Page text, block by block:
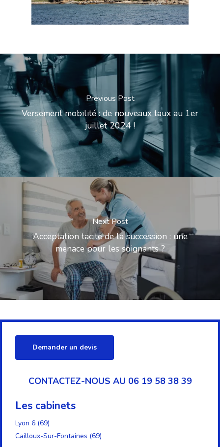
Previous Post
Versement mobilité : de nouveaux taux au 1er
juillet 2024 !
Next Post
Acceptation tacite de la succession : une
menace pour les soignants ?
Demander un devis
CONTACTEZ-NOUS AU 06 19 58 38 39
Les cabinets
Lyon 6 (69)
Cailloux-Sur-Fontaines (69)